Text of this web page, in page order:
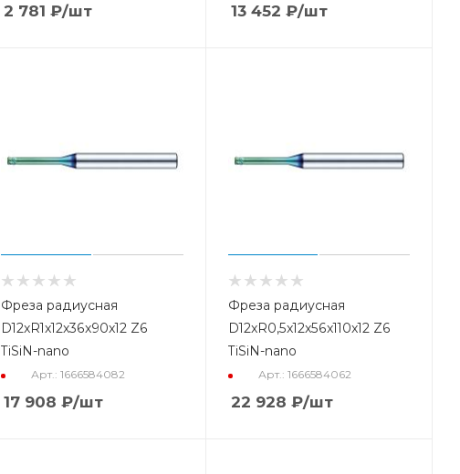
2 781 ₽/шт 13 452 ₽/шт
Фреза радиусная
D12xR1x12x36x90x12 Z6
TiSiN-nano
Арт.: 1666584082
17 908 ₽/шт
Фреза радиусная
D12xR0,5x12x56x110x12 Z6
TiSiN-nano
Арт.: 1666584062
22 928 ₽/шт